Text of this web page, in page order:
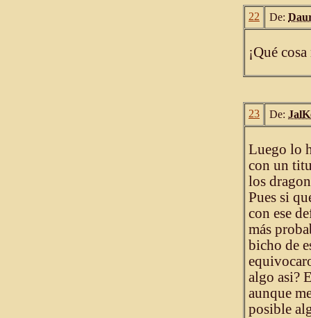
22 De:
¡Qué
23 De:
Luego lo
con un
los
Pues si
con ese
más
bicho de
algo asi?
aunque
posible